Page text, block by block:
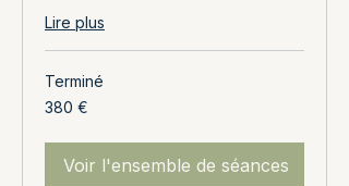
Lire plus
Terminé
380
euros
380 €
Voir l'ensemble de séances